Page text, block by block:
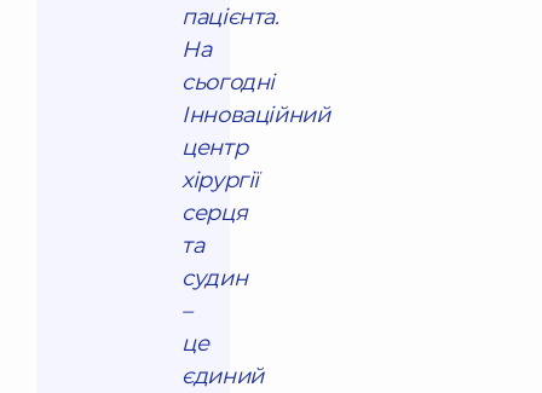
пацієнта.
На
сьогодні
Інноваційний
центр
хірургії
серця
та
судин
–
це
єдиний